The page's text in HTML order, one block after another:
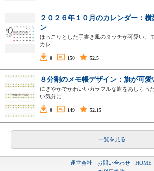
２０２６年１０月のカレンダー：
ン
ほっこりとした手書き風のタッチが可愛い、
カレ…
0 150 52.5
８分割のメモ帳デザイン：旗が可
にぎやかでかわいいカラフルな旗をあしらっ
い気分に…
0 149 52.15
一覧を見る
運営会社 お問い合わせ
HOME